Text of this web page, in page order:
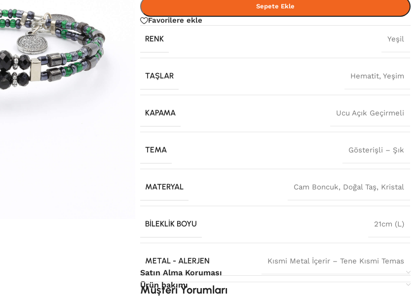
Sepete Ekle
Favorilere ekle
RENK Yeşil
TAŞLAR Hematit,Yeşim
KAPAMA Ucu Açık Geçirmeli
TEMA Gösterişli – Şık
MATERYAL Cam Boncuk, Doğal Taş, Kristal
BILEKLIK BOYU 21cm (L)
METAL - ALERJEN Kısmi Metal İçerir – Tene Kısmi Temas
Satın Alma Koruması
Ürün bakımı
Müşteri Yorumları